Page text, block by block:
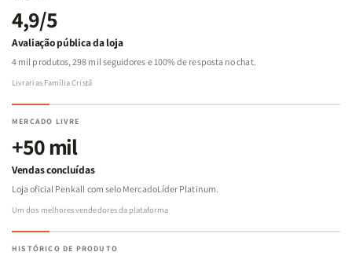
4,9/5
Avaliação pública da loja
4 mil produtos, 298 mil seguidores e 100% de resposta no chat.
Livrarias Família Cristã
MERCADO LIVRE
+50 mil
Vendas concluídas
Loja oficial Penkall com selo MercadoLíder Platinum.
Um dos melhores vendedores da plataforma
HISTÓRICO DE PRODUTO